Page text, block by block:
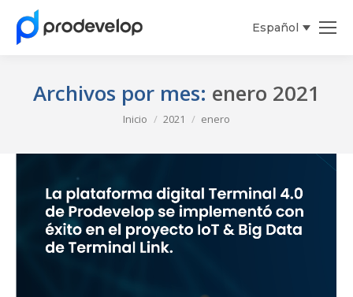
Español
Archivos por mes: enero 2021
Inicio 2021 enero